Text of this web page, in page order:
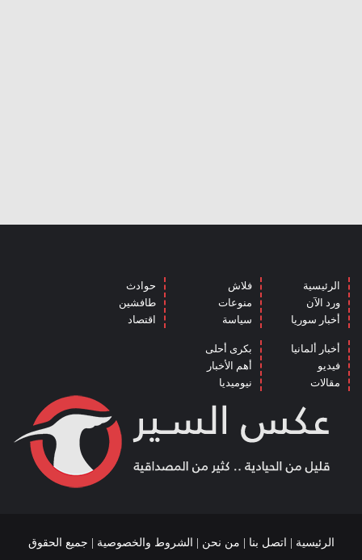
الرئيسية
ورد الآن
أخبار سوريا
فلاش
منوعات
سياسة
حوادث
طافشين
اقتصاد
أخبار ألمانيا
فيديو
مقالات
بكرى أحلى
أهم الأخبار
نيوميديا
الرئيسية | اتصل بنا | من نحن | الشروط والخصوصية | جميع الحقوق